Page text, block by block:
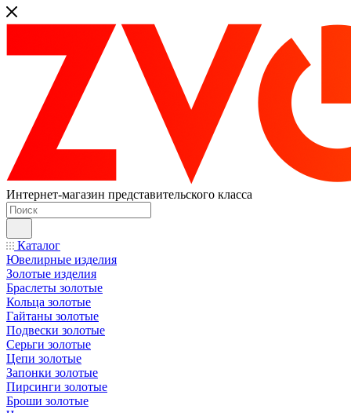
Интернет-магазин представительского класса
Каталог
Ювелирные изделия
Золотые изделия
Браслеты золотые
Кольца золотые
Гайтаны золотые
Подвески золотые
Серьги золотые
Цепи золотые
Запонки золотые
Пирсинги золотые
Броши золотые